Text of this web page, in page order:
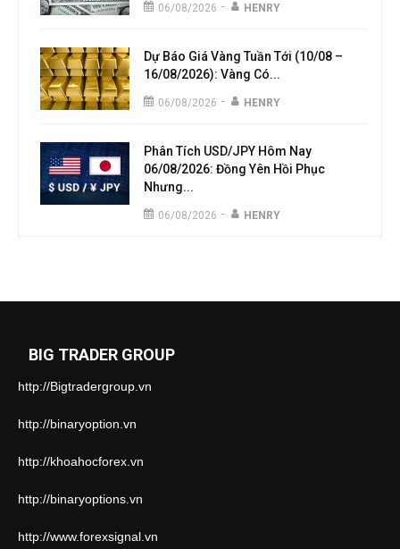
06/08/2026 - HENRY
Dự Báo Giá Vàng Tuần Tới (10/08 –
16/08/2026): Vàng Có...
06/08/2026 - HENRY
Phân Tích USD/JPY Hôm Nay
06/08/2026: Đồng Yên Hồi Phục
Nhưng...
06/08/2026 - HENRY
BIG TRADER GROUP
http://Bigtradergroup.vn
http://binaryoption.vn
http://khoahocforex.vn
http://binaryoptions.vn
http://www.forexsignal.vn